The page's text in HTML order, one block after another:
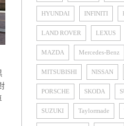
HYUNDAI INFINITI
LAND ROVER LEXUS
MAZDA Mercedes-Benz
MITSUBISHI NISSAN
PORSCHE SKODA
SUZUKI Taylormade